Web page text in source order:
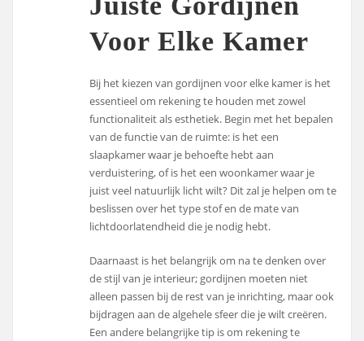
Voor Elke Kamer
Bij het kiezen van gordijnen voor elke kamer is het
essentieel om rekening te houden met zowel
functionaliteit als esthetiek. Begin met het bepalen
van de functie van de ruimte: is het een
slaapkamer waar je behoefte hebt aan
verduistering, of is het een woonkamer waar je
juist veel natuurlijk licht wilt? Dit zal je helpen om te
beslissen over het type stof en de mate van
lichtdoorlatendheid die je nodig hebt.
Daarnaast is het belangrijk om na te denken over
de stijl van je interieur; gordijnen moeten niet
alleen passen bij de rest van je inrichting, maar ook
bijdragen aan de algehele sfeer die je wilt creëren.
Een andere belangrijke tip is om rekening te